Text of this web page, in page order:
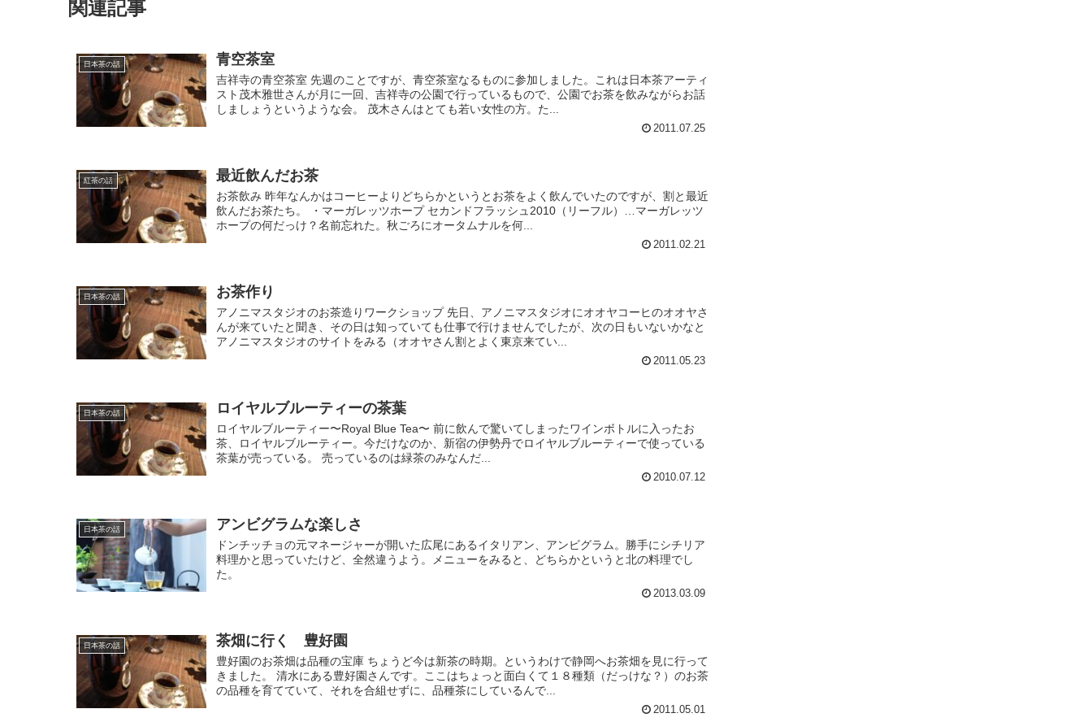
関連記事
日本茶の話 青空茶室
吉祥寺の青空茶室 先週のことですが、青空茶室なるものに参加しました。これは日本茶アーティ
スト茂木雅世さんが月に一回、吉祥寺の公園で行っているもので、公園でお茶を飲みながらお話
しましょうというような会。 茂木さんはとても若い女性の方。た...
2011.07.25
紅茶の話 最近飲んだお茶
お茶飲み 昨年なんかはコーヒーよりどちらかというとお茶をよく飲んでいたのですが、割と最近
飲んだお茶たち。 ・マーガレッツホープ セカンドフラッシュ2010（リーフル）…マーガレッツ
ホープの何だっけ？名前忘れた。秋ごろにオータムナルを何...
2011.02.21
日本茶の話 お茶作り
アノニマスタジオのお茶造りワークショップ 先日、アノニマスタジオにオオヤコーヒのオオヤさ
んが来ていたと聞き、その日は知っていても仕事で行けませんでしたが、次の日もいないかなと
アノニマスタジオのサイトをみる（オオヤさん割とよく東京来てい...
2011.05.23
日本茶の話 ロイヤルブルーティーの茶葉
ロイヤルブルーティー〜Royal Blue Tea〜 前に飲んで驚いてしまったワインボトルに入ったお
茶、ロイヤルブルーティー。今だけなのか、新宿の伊勢丹でロイヤルブルーティーで使っている
茶葉が売っている。 売っているのは緑茶のみなんだ...
2010.07.12
日本茶の話 アンビグラムな楽しさ
ドンチッチョの元マネージャーが開いた広尾にあるイタリアン、アンビグラム。勝手にシチリア
料理かと思っていたけど、全然違うよう。メニューをみると、どちらかというと北の料理でし
た。
2013.03.09
日本茶の話 茶畑に行く 豊好園
豊好園のお茶畑は品種の宝庫 ちょうど今は新茶の時期。というわけで静岡へお茶畑を見に行って
きました。 清水にある豊好園さんです。ここはちょっと面白くて１８種類（だっけな？）のお茶
の品種を育てていて、それを合組せずに、品種茶にしているんで...
2011.05.01